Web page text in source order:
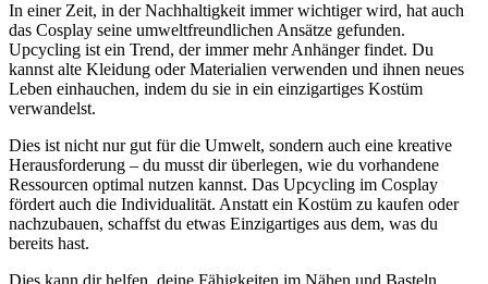
In einer Zeit, in der Nachhaltigkeit immer wichtiger wird, hat auch
das Cosplay seine umweltfreundlichen Ansätze gefunden.
Upcycling ist ein Trend, der immer mehr Anhänger findet. Du
kannst alte Kleidung oder Materialien verwenden und ihnen neues
Leben einhauchen, indem du sie in ein einzigartiges Kostüm
verwandelst.
Dies ist nicht nur gut für die Umwelt, sondern auch eine kreative
Herausforderung – du musst dir überlegen, wie du vorhandene
Ressourcen optimal nutzen kannst. Das Upcycling im Cosplay
fördert auch die Individualität. Anstatt ein Kostüm zu kaufen oder
nachzubauen, schaffst du etwas Einzigartiges aus dem, was du
bereits hast.